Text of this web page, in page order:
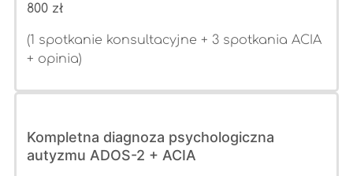
800 zł
(1 spotkanie konsultacyjne + 3 spotkania ACIA
+ opinia)
Kompletna diagnoza psychologiczna
autyzmu ADOS-2 + ACIA